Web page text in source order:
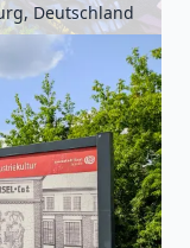
Deutschland